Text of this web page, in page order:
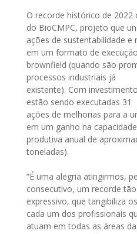
O recorde histórico de
do BioCMPC, projeto que
ações de sustentabilidade e
em um formato de execução
brownfield (quando são
processos industriais já
existente). Com
estão sendo executadas 31
ações de melhorias para a
em um ganho na capacidade
produtiva anual de
toneladas).
“É uma alegria atingirmos,
consecutivo, um recorde
expressivo, que tangibiliza
cada um dos profissionais
atuam em todas as áreas